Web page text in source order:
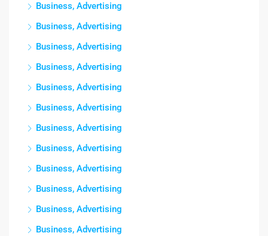
Business, Advertising
Business, Advertising
Business, Advertising
Business, Advertising
Business, Advertising
Business, Advertising
Business, Advertising
Business, Advertising
Business, Advertising
Business, Advertising
Business, Advertising
Business, Advertising